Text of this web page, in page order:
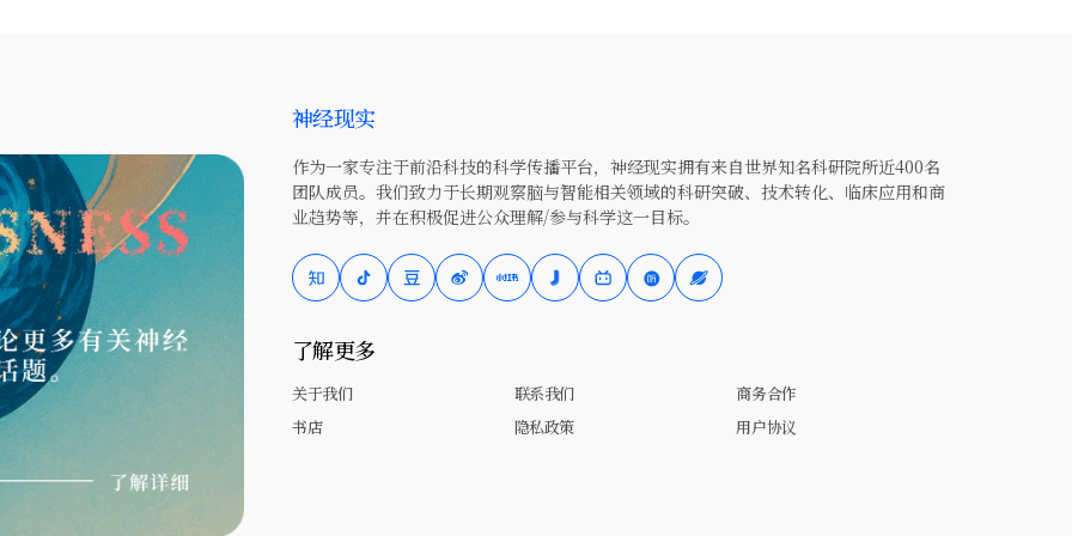
神经现实
作为一家专注于前沿科技的科学传播平台，神经现实拥有来自世界知名科研院所近400名
团队成员。我们致力于长期观察脑与智能相关领域的科研突破、技术转化、临床应用和商
业趋势等，并在积极促进公众理解/参与科学这一目标。
了解更多
关于我们 联系我们
商务合作
书店
隐私政策 用户协议